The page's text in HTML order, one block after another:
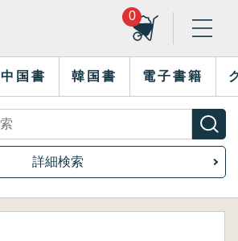
0
中国書 韓国書 電子書籍
詳細検索